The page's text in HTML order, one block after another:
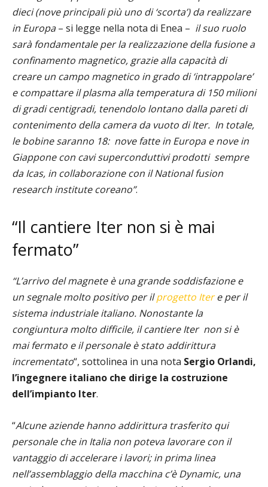
dieci (nove principali più uno di ‘scorta’) da realizzare
in Europa– si legge nella nota di Enea – il suo ruolo
sarà fondamentale per la realizzazione della fusione a
confinamento magnetico, grazie alla capacità di
creare un campo magnetico in grado di ‘intrappolare’
e compattare il plasma alla temperatura di 150 milioni
di gradi centigradi, tenendolo lontano dalla pareti di
contenimento della camera da vuoto di Iter. In totale,
le bobine saranno 18: nove fatte in Europa e nove in
Giappone con cavi superconduttivi prodotti sempre
da Icas, in collaborazione con il National fusion
research institute coreano”.
“Il cantiere Iter non si è mai
fermato”
“L’arrivo del magnete è una grande soddisfazione e
un segnale molto positivo per ilprogetto Itere per il
sistema industriale italiano. Nonostante la
congiuntura molto difficile, il cantiere Iter non si è
mai fermato e il personale è stato addirittura
incrementato“, sottolinea in una nota Sergio Orlandi,
l’ingegnere italiano che dirige la costruzione
dell’impianto Iter.
“Alcune aziende hanno addirittura trasferito qui
personale che in Italia non poteva lavorare con il
vantaggio di accelerare i lavori; in prima linea
nell’assemblaggio della macchina c’è Dynamic, una